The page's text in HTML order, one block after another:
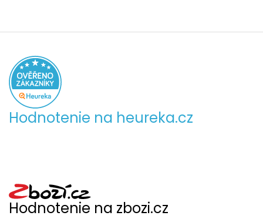
Hodnotenie na heureka.cz
Hodnotenie na zbozi.cz